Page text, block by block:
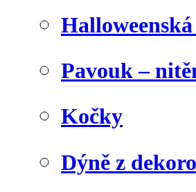
Pavouk –
Kočky
Dýně z